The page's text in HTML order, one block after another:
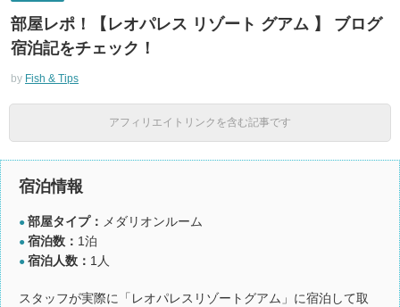
部屋レポ！【レオパレス リゾート グアム 】 ブログ
宿泊記をチェック！
by Fish & Tips
アフィリエイトリンクを含む記事です
宿泊情報
● 部屋タイプ： メダリオンルーム
● 宿泊数： 1泊
● 宿泊人数： 1人
スタッフが実際に「レオパレスリゾートグアム」に宿泊して取